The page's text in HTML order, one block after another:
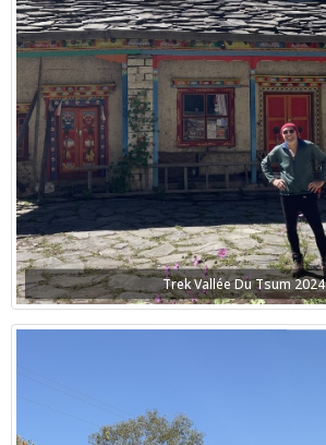
Trek Vallée Du Tsum 2024